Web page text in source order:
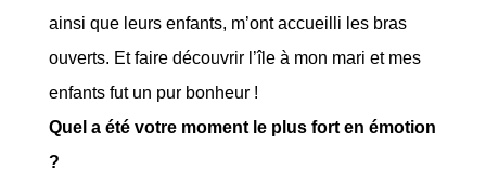
ainsi que leurs enfants, m’ont accueilli les bras
ouverts. Et faire découvrir l’île à mon mari et mes
enfants fut un pur bonheur !
Quel a été votre moment le plus fort en émotion
?